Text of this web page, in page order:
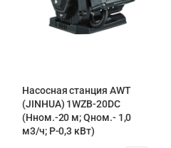
Насосная станция AWT
(JINHUA) 1WZB-20DC
(Hном.-20 м; Qном.- 1,0
м3/ч; P-0,3 кВт)